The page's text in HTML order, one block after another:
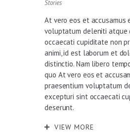
Stories
At vero eos et accusamus
voluptatum deleniti atque
occaecati cupiditate non
animi, id est laborum et
distinctio. Nam libero
quo At vero eos et
praesentium voluptatum
excepturi sint occaecati
deserunt.
VIEW MORE